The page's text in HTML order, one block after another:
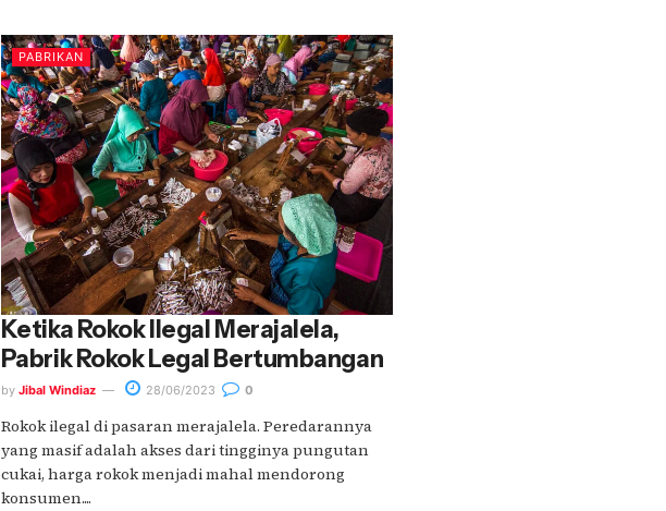
PABRIKAN
Ketika Rokok Ilegal Merajalela,
Pabrik Rokok Legal Bertumbangan
by Jibal Windiaz 28/06/2023 0
Rokok ilegal di pasaran merajalela. Peredarannya
yang masif adalah akses dari tingginya pungutan
cukai, harga rokok menjadi mahal mendorong
konsumen....